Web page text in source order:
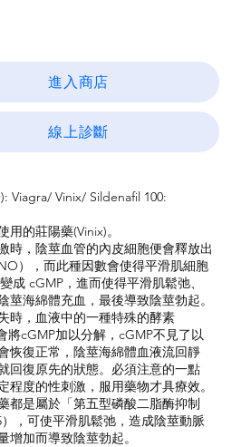
進入商店
線上診斷
Viagra/ Vinix/ Sildenafil 100:
用的莊陽藥(Vinix)。
時，陰莖血管的內皮細胞便會釋放出
），而此種因數會使得平滑肌細胞
成 cGMP，進而使得平滑肌鬆弛、
莖海綿體充血，最後導致陰莖勃起。
時，血液中的一種特殊的酵素
將cGMP加以分解，cGMP不見了以
恢復正常，陰莖海綿體血液流回靜
回復原先的狀態。必須注意的一點
程度的性刺激，服用藥物才具療效。
都是屬於「第五型磷酸二脂酶抑制
，可使平滑肌鬆弛，造成陰莖動脈
增加而導致陰莖勃起。